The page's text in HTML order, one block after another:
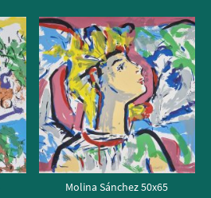
Molina Sánchez 50x65